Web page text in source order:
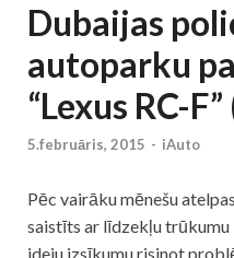
Dubaijas
autoparku
“Lexus RC-
5.februāris, 2015 - iAuto
Pēc vairāku mēnešu
saistīts ar līdzekļu
ideju izsīkumu risinot